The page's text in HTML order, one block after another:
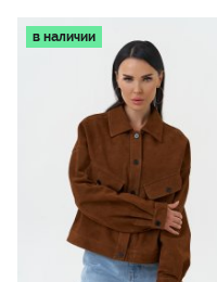
в наличии